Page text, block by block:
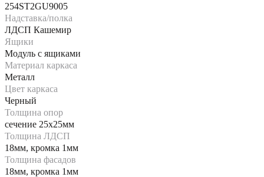
254ST2GU9005
Надставка/полка
ЛДСП Кашемир
Ящики
Модуль с ящиками
Материал каркаса
Металл
Цвет каркаса
Черный
Толщина опор
сечение 25х25мм
Толщина ЛДСП
18мм, кромка 1мм
Толщина фасадов
18мм, кромка 1мм